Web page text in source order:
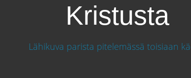
Kristusta